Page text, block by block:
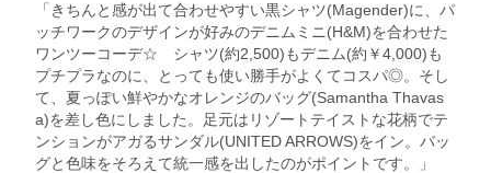
「きちんと感が出て合わせやすい黒シャツ(Magender)に、パ
ッチワークのデザインが好みのデニムミニ(H&M)を合わせた
ワンツーコーデ☆ シャツ(約2,500)もデニム(約￥4,000)も
プチプラなのに、とっても使い勝手がよくてコスパ◎。そし
て、夏っぽい鮮やかなオレンジのバッグ(Samantha Thavas
a)を差し色にしました。足元はリゾートテイストな花柄でテ
ンションがアガるサンダル(UNITED ARROWS)をイン。バッ
グと色味をそろえて統一感を出したのがポイントです。」